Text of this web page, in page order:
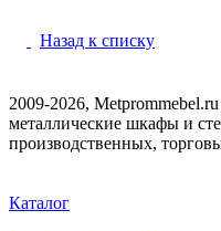
Назад к списку
2009-2026,
металлические шкафы и
производственных,
Каталог